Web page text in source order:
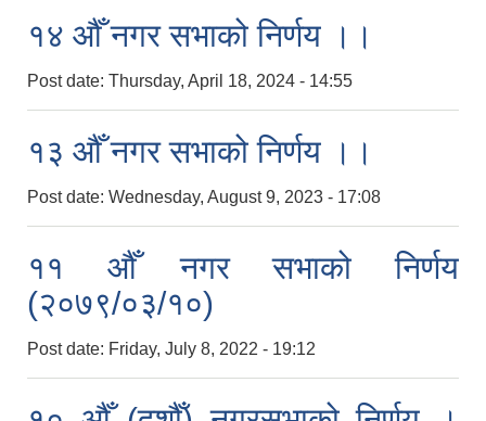
१४ औँ नगर सभाको निर्णय ।।
Post date: Thursday, April 18, 2024 - 14:55
१३ औँ नगर सभाको निर्णय ।।
Post date: Wednesday, August 9, 2023 - 17:08
११ औँ नगर सभाको निर्णय
(२०७९/०३/१०)
Post date: Friday, July 8, 2022 - 19:12